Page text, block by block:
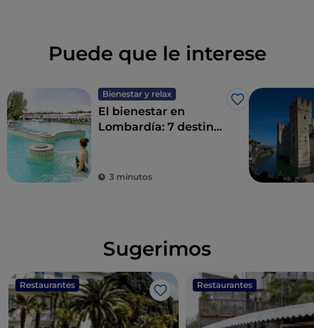
Puede que le interese
Bienestar y relax
Me gusta
El bienestar en
Lombardía: 7 destinos
3 minutos
Sugerimos
Restaurantes
Me gusta
Restaurantes